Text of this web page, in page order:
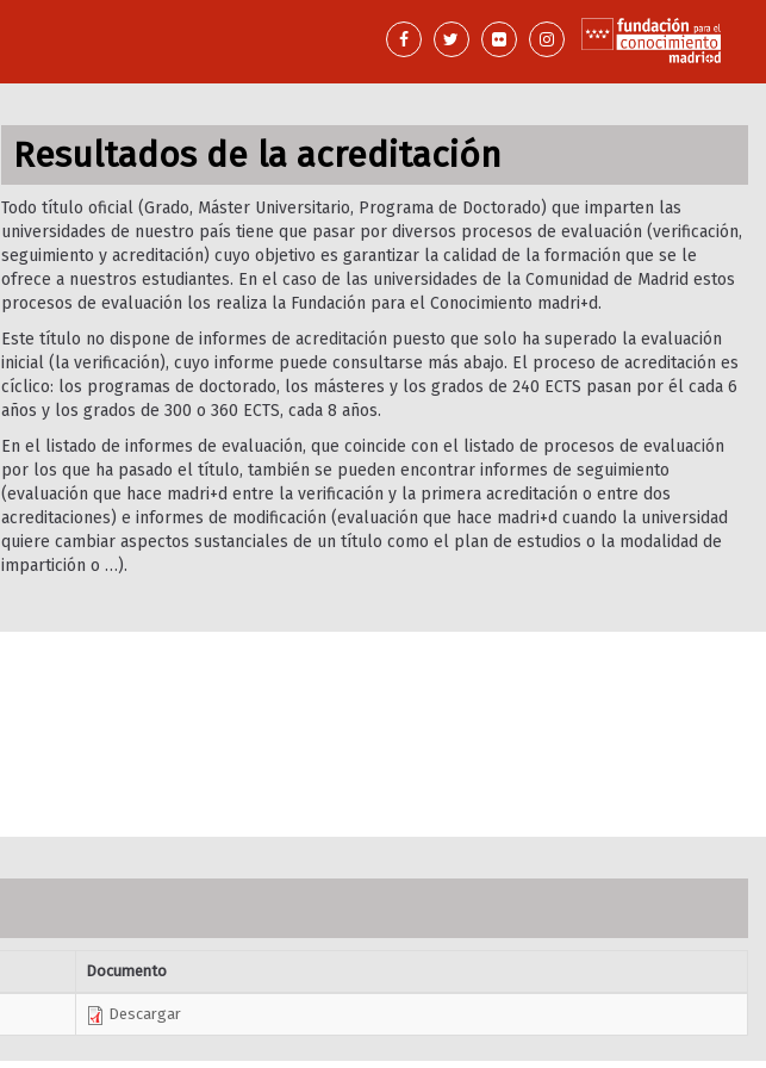
Resultados de la acreditación
Todo título oficial (Grado, Máster Universitario, Programa de Doctorado) que imparten las
universidades de nuestro país tiene que pasar por diversos procesos de evaluación (verificación,
seguimiento y acreditación) cuyo objetivo es garantizar la calidad de la formación que se le
ofrece a nuestros estudiantes. En el caso de las universidades de la Comunidad de Madrid estos
procesos de evaluación los realiza la Fundación para el Conocimiento madri+d.
Este título no dispone de informes de acreditación puesto que solo ha superado la evaluación
inicial (la verificación), cuyo informe puede consultarse más abajo. El proceso de acreditación es
cíclico: los programas de doctorado, los másteres y los grados de 240 ECTS pasan por él cada 6
años y los grados de 300 o 360 ECTS, cada 8 años.
En el listado de informes de evaluación, que coincide con el listado de procesos de evaluación
por los que ha pasado el título, también se pueden encontrar informes de seguimiento
(evaluación que hace madri+d entre la verificación y la primera acreditación o entre dos
acreditaciones) e informes de modificación (evaluación que hace madri+d cuando la universidad
quiere cambiar aspectos sustanciales de un título como el plan de estudios o la modalidad de
impartición o …).
Documento
Descargar